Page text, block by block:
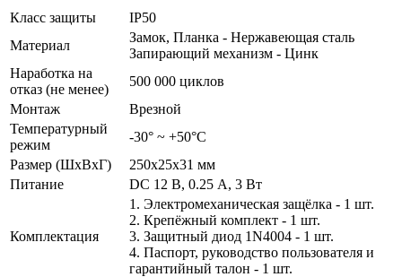
Класс защиты
IP50
Материал
Замок, Планка - Нержавеющая сталь
Запирающий механизм - Цинк
Наработка на
отказ (не менее)
500 000 циклов
Монтаж
Врезной
Температурный
режим
-30° ~ +50°С
Размер (ШxВxГ)
250x25x31 мм
Питание
DC 12 В, 0.25 А, 3 Вт
Комплектация
1. Электромеханическая защёлка - 1 шт.
2. Крепёжный комплект - 1 шт.
3. Защитный диод 1N4004 - 1 шт.
4. Паспорт, руководство пользователя и
гарантийный талон - 1 шт.